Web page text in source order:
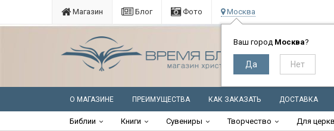
Магазин Блог Фото Москва
Ваш город Москва?
О МАГАЗИНЕ ПРЕИМУЩЕСТВА КАК ЗАКАЗАТЬ ДОСТАВКА
Библии Книги Сувениры Творчество Для